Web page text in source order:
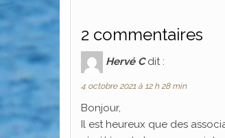
2 commentaires
Hervé C dit :
4 octobre 2021 à 12 h 28 min
Bonjour,
Il est heureux que des